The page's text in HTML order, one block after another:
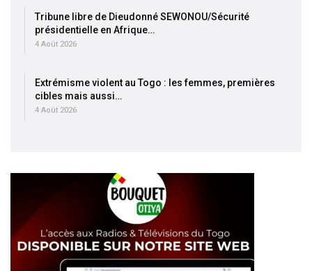
Tribune libre de Dieudonné SEWONOU/Sécurité
présidentielle en Afrique…
4 Août 2026
Extrémisme violent au Togo : les femmes, premières
cibles mais aussi…
4 Août 2026